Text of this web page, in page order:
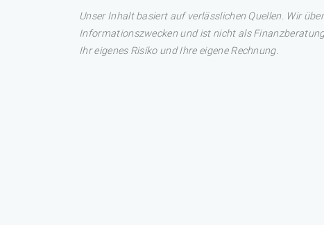
Unser Inhalt basiert auf verlässlichen Quellen. Wir
Informationszwecken und ist nicht als
Ihr eigenes Risiko und Ihre eigene Rechnung.